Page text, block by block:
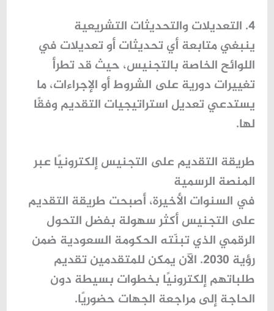
4. التعديلات والتحديثات التشريعية
ينبغي متابعة أي تحديثات أو تعديلات في
اللوائح الخاصة بالتجنيس، حيث قد تطرأ
تغييرات دورية على الشروط أو الإجراءات، ما
يستدعي تعديل استراتيجيات التقديم وفقًا
لها.
طريقة التقديم على التجنيس إلكترونيًا عبر
المنصة الرسمية
في السنوات الأخيرة، أصبحت طريقة التقديم
على التجنيس أكثر سهولة بفضل التحول
الرقمي الذي تبنّته الحكومة السعودية ضمن
رؤية 2030. الآن يمكن للمتقدمين تقديم
طلباتهم إلكترونيًا بخطوات بسيطة دون
الحاجة إلى مراجعة الجهات حضوريًا.